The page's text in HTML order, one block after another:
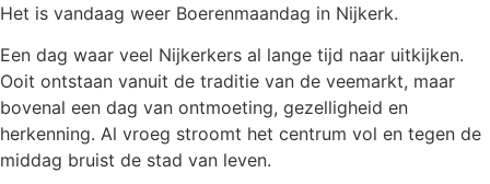
Het is vandaag weer Boerenmaandag in Nijkerk.
Een dag waar veel Nijkerkers al lange tijd naar uitkijken.
Ooit ontstaan vanuit de traditie van de veemarkt, maar
bovenal een dag van ontmoeting, gezelligheid en
herkenning. Al vroeg stroomt het centrum vol en tegen de
middag bruist de stad van leven.